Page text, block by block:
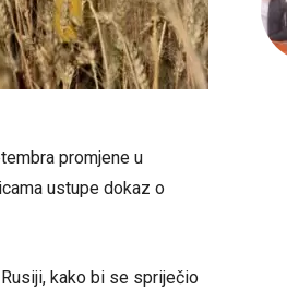
promjene u
ustupe dokaz o
kako bi se spriječio